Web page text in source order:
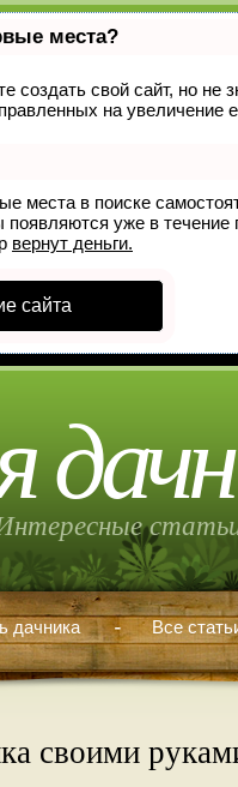
места?
создать свой сайт, но не
на увеличение
места в поиске
появляются уже в
вернут деньги.
сайта
дачника Все
своими